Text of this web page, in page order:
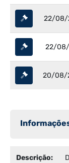
22/08/
22/08/
20/08/
Descrição: